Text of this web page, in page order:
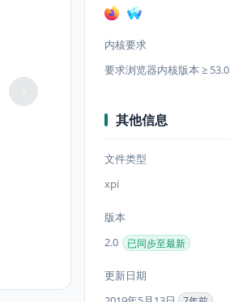
内核要求
要求浏览器内核版本 ≥ 53.0
其他信息
文件类型
xpi
版本
2.0
已同步至最新
更新日期